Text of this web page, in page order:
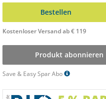
Bestellen
Kostenloser Versand ab € 119
Produkt abonnieren
Save & Easy Spar Abo